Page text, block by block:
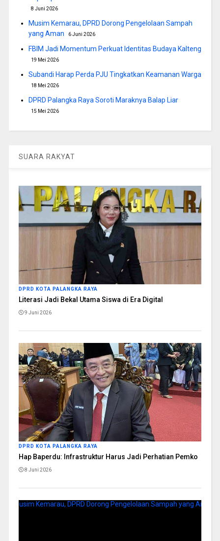
8 Juni 2026
Musim Kemarau, DPRD Dorong Pengelolaan Sampah
yang Aman
6 Juni 2026
FBIM Jadi Momentum Perkuat Identitas Budaya Kalteng
19 Mei 2026
Subandi Harap Perda PJU Tingkatkan Keamanan Warga
18 Mei 2026
DPRD Palangka Raya Soroti Maraknya Balap Liar
15 Mei 2026
SUARA RAKYAT
DPRD KOTA PALANGKA RAYA
Literasi Jadi Bekal Utama Siswa di Era Digital
9 Juni 2026
DPRD KOTA PALANGKA RAYA
Hap Baperdu: Infrastruktur Harus Jadi Perhatian Pemko
8 Juni 2026